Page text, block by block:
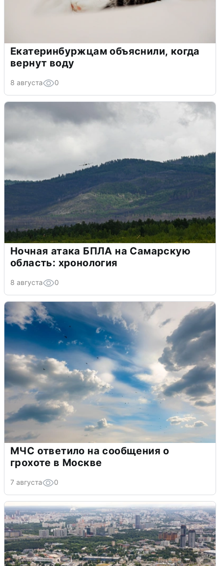
Екатеринбуржцам объяснили, когда
вернут воду
8 августа 0
Ночная атака БПЛА на Самарскую
область: хронология
8 августа 0
МЧС ответило на сообщения о
грохоте в Москве
7 августа 0